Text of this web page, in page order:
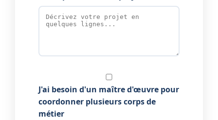
J'ai besoin d'un maître d'œuvre pour
coordonner plusieurs corps de
métier